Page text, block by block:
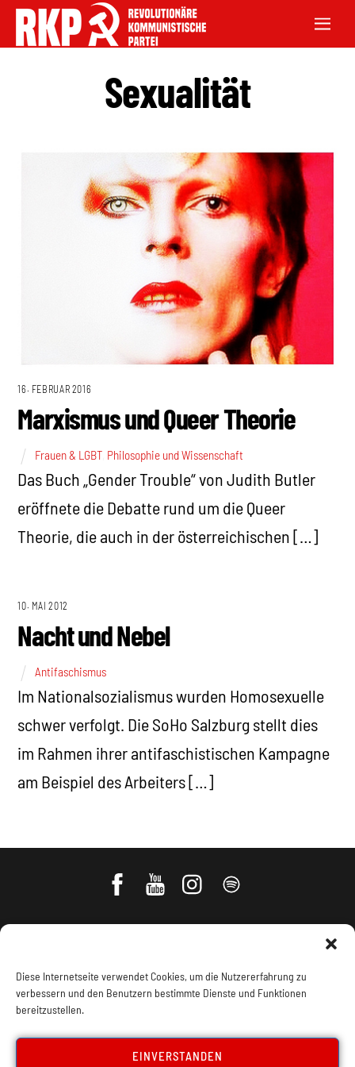
Diese Internetseite verwendet Cookies, um die Nutzererfahrung zu
verbessern und den Benutzern bestimmte Dienste und Funktionen
bereitzustellen.
EINVERSTANDEN
Sexualität
16. FEBRUAR 2016
Marxismus und Queer Theorie
Frauen & LGBT Philosophie und Wissenschaft
Das Buch „Gender Trouble“ von Judith Butler
eröffnete die Debatte rund um die Queer
Theorie, die auch in der österreichischen […]
10. MAI 2012
Nacht und Nebel
Antifaschismus
Im Nationalsozialismus wurden Homosexuelle
schwer verfolgt. Die SoHo Salzburg stellt dies
im Rahmen ihrer antifaschistischen Kampagne
am Beispiel des Arbeiters […]
Impressum, Offenlegung Cookie Policy